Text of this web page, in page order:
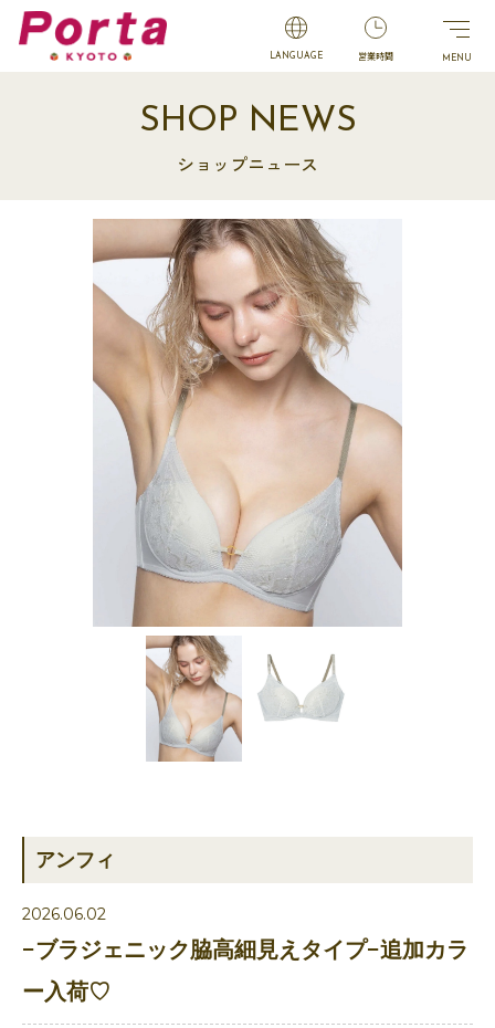
LANGUAGE 営業時間
SHOP NEWS
ショップニュース
アンフィ
2026.06.02
−ブラジェニック脇高細見えタイプ−追加カラ
ー入荷♡